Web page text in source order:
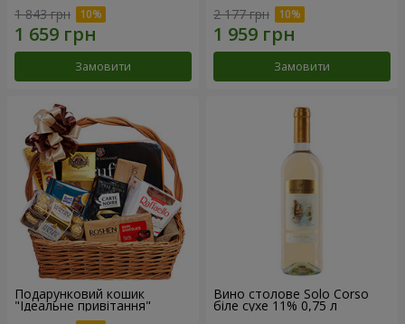
1 843 грн
Замовити
2 177 грн
Замовити
Подарунковий кошик
"Ідеальне привітання"
Вино столове Solo Corso
біле сухе 11% 0,75 л